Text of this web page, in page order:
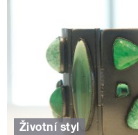
Životní styl